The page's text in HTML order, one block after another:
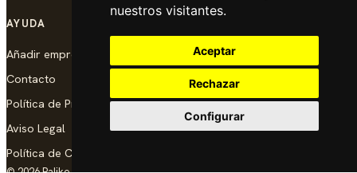
nuestros visitantes.
Aceptar
Rechazar
Configurar
AYUDA
Añadir empresa
Contacto
Política de Privacidad
Aviso Legal
Política de Cookies